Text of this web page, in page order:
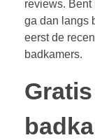
CONTACT
reviews.
ga dan langs
eerst de
badkamers.
Gratis